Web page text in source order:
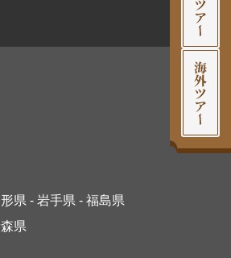
県 - 岩手県 - 福島県
県